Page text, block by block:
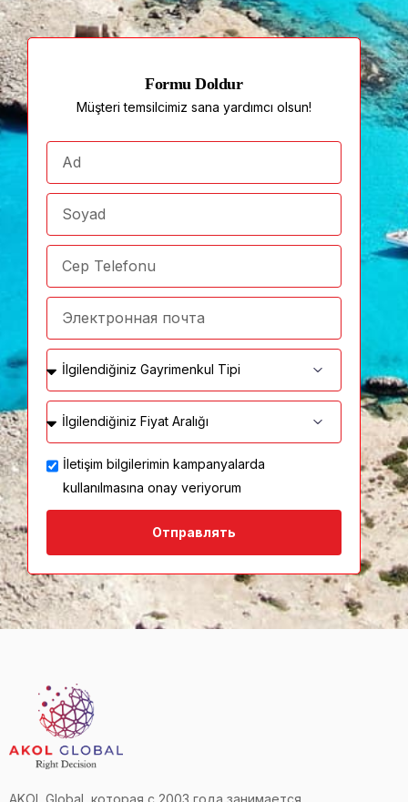
Formu Doldur
Müşteri temsilcimiz sana yardımcı olsun!
İletişim bilgilerimin kampanyalarda
kullanılmasına onay veriyorum
Отправлять